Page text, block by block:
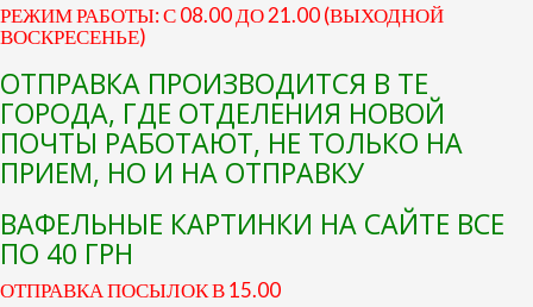
РЕЖИМ РАБОТЫ: С 08.00 ДО 21.00 (ВЫХОДНОЙ
ВОСКРЕСЕНЬЕ)
ОТПРАВКА ПРОИЗВОДИТСЯ В ТЕ
ГОРОДА, ГДЕ ОТДЕЛЕНИЯ НОВОЙ
ПОЧТЫ РАБОТАЮТ, НЕ ТОЛЬКО НА
ПРИЕМ, НО И НА ОТПРАВКУ
ВАФЕЛЬНЫЕ КАРТИНКИ НА САЙТЕ ВСЕ
ПО 40 ГРН
ОТПРАВКА ПОСЫЛОК В 15.00